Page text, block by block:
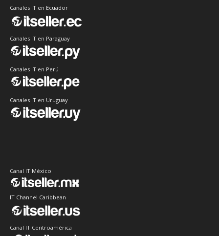
Canales IT en Ecuador
Canales IT en Paraguay
Canales IT en Perú
Canales IT en Uruguay
Canal IT México
IT Channel Caribbean
Canal IT Centroamérica